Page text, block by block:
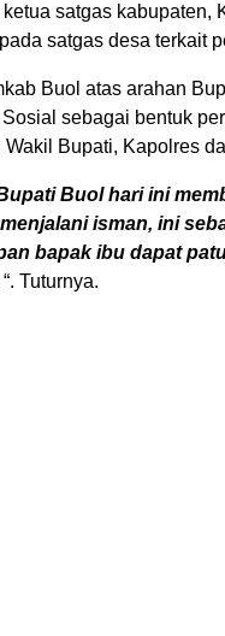
satgas kabupaten,
satgas desa terkait
Buol atas arahan
sebagai bentuk
Wakil Bupati, Kapolres
Buol hari ini
isman, ini
bapak ibu dapat
“. Tuturnya.